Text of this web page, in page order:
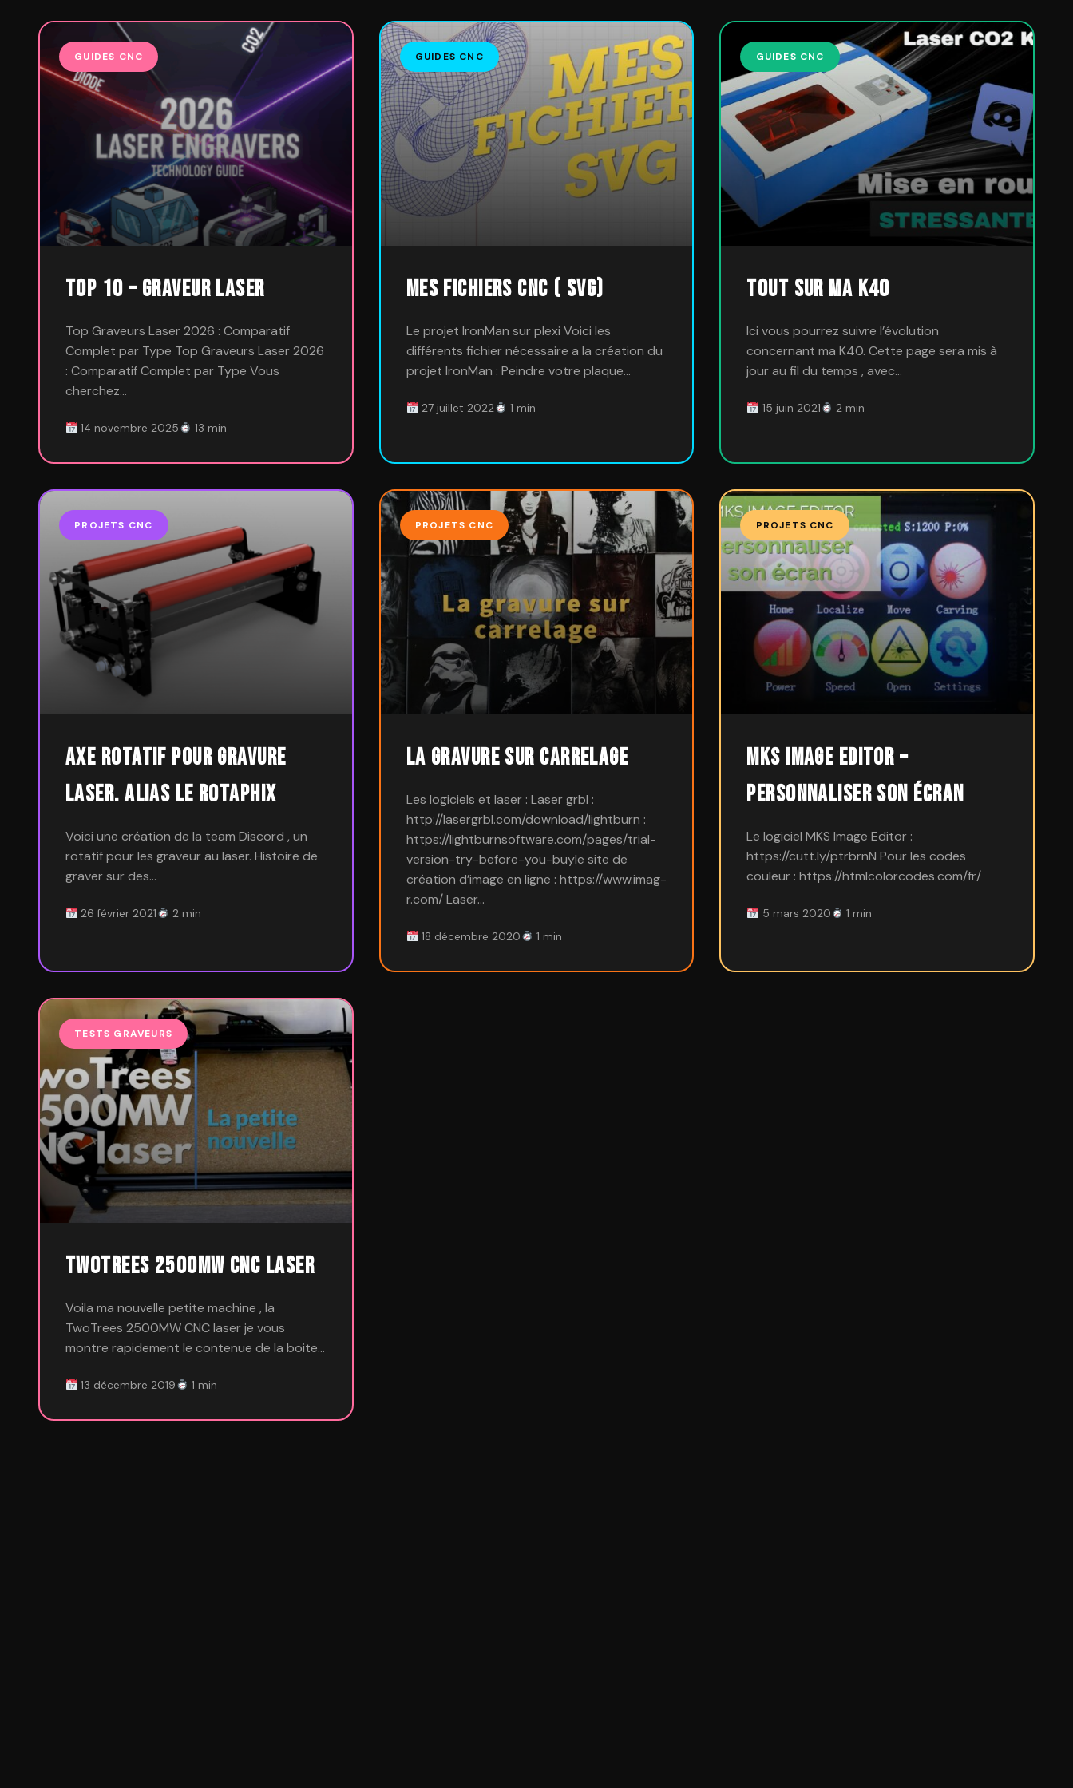
GUIDES CNC
Top 10 – Graveur Laser
Top Graveurs Laser 2026 : Comparatif
Complet par Type Top Graveurs Laser 2026
: Comparatif Complet par Type Vous
cherchez…
14 novembre 2025 13 min
GUIDES CNC
Mes fichiers CNC ( SVG)
Le projet IronMan sur plexi Voici les
différents fichier nécessaire a la création du
projet IronMan : Peindre votre plaque…
27 juillet 2022 1 min
GUIDES CNC
Tout sur ma K40
Ici vous pourrez suivre l’évolution
concernant ma K40. Cette page sera mis à
jour au fil du temps , avec…
15 juin 2021 2 min
PROJETS CNC
Axe rotatif pour gravure
laser. Alias le RotaPhix
Voici une création de la team Discord , un
rotatif pour les graveur au laser. Histoire de
graver sur des…
26 février 2021 2 min
PROJETS CNC
La gravure sur Carrelage
Les logiciels et laser : Laser grbl :
http://lasergrbl.com/download/lightburn :
https://lightburnsoftware.com/pages/trial-
version-try-before-you-buyle site de
création d’image en ligne : https://www.imag-
r.com/ Laser…
18 décembre 2020 1 min
PROJETS CNC
Mks Image editor –
Personnaliser son écran
Le logiciel MKS Image Editor :
https://cutt.ly/ptrbrnN Pour les codes
couleur : https://htmlcolorcodes.com/fr/
5 mars 2020 1 min
TESTS GRAVEURS
TwoTrees 2500MW CNC laser
Voila ma nouvelle petite machine , la
TwoTrees 2500MW CNC laser je vous
montre rapidement le contenue de la boite…
13 décembre 2019 1 min